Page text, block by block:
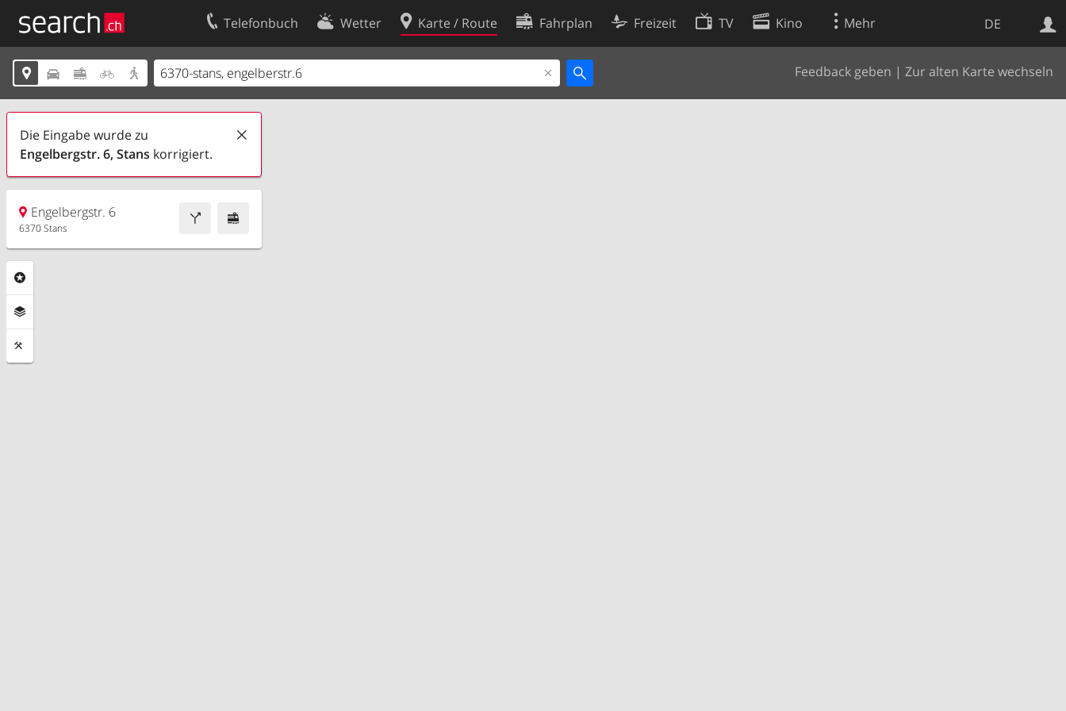
DE
Telefonbuch Wetter Karte / Route Fahrplan Freizeit TV Kino Mehr
     Feedback geben | Zur alten Karte wechseln
Die Eingabe wurde zu
Engelbergstr. 6, Stans korrigiert.
Engelbergstr. 6
6370 Stans
Websuche
Ihr Eintrag
Kundencenter Geschäftskunden
Kontakt
Nutzungsbedingungen
Cookie-Richtlinie
Cookie-Einstellungen